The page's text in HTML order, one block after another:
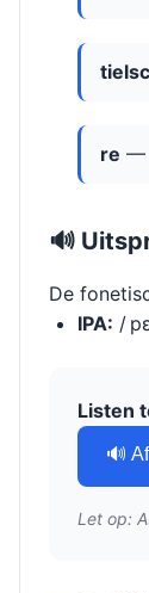
re —
🔊
De
IPA: /
Listen
🔊
Let op: